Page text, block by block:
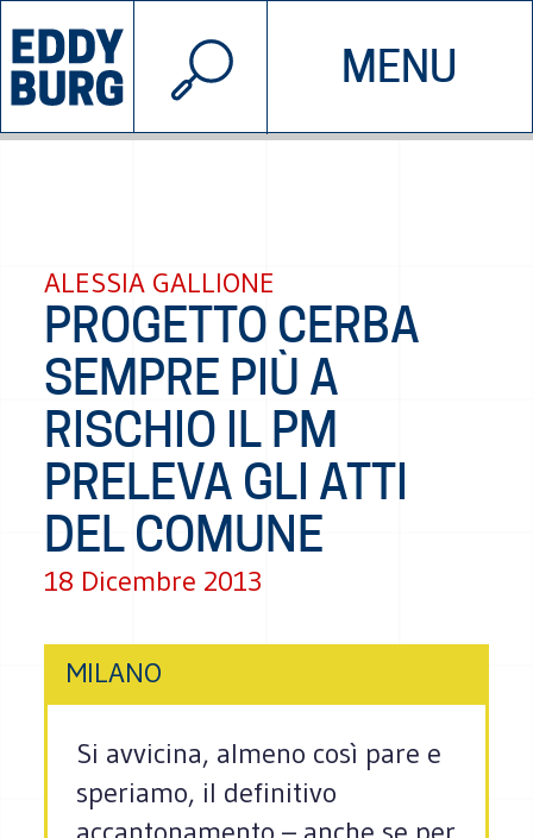
MENU
INIZIATIVE CHI SIAMO
© 2026 EDDYBURG
ALESSIA GALLIONE
PROGETTO CERBA
SEMPRE PIÙ A
RISCHIO IL PM
PRELEVA GLI ATTI
DEL COMUNE
18 Dicembre 2013
MILANO
Si avvicina, almeno così pare e
speriamo, il definitivo